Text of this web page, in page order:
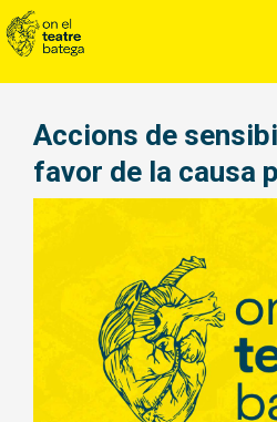
Accions de
favor de la causa